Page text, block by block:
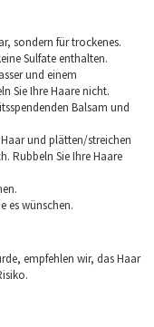
sondern für trockenes.
Sulfate enthalten.
und einem
Sie Ihre Haare nicht.
Balsam und
und plätten/streichen
Rubbeln Sie Ihre Haare
es wünschen.
empfehlen wir, das Haar